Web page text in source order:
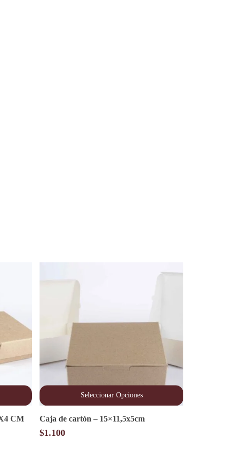
CM
Seleccionar Opciones
producto
tiene
múltiples
Caja de cartón – 15×11,5x5cm
$1.100